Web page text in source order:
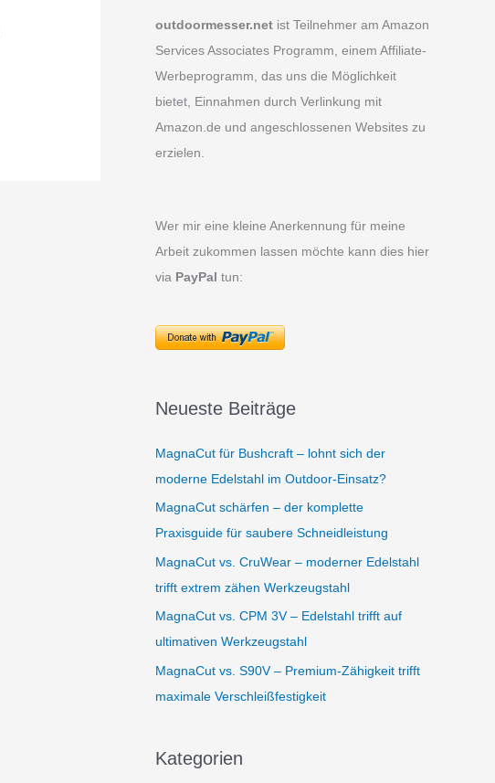
outdoormesser.net ist Teilnehmer am Amazon
Services Associates Programm, einem Affiliate-
Werbeprogramm, das uns die Möglichkeit
bietet, Einnahmen durch Verlinkung mit
Amazon.de und angeschlossenen Websites zu
erzielen.
Wer mir eine kleine Anerkennung für meine
Arbeit zukommen lassen möchte kann dies hier
via PayPal tun:
Neueste Beiträge
MagnaCut für Bushcraft – lohnt sich der
moderne Edelstahl im Outdoor-Einsatz?
MagnaCut schärfen – der komplette
Praxisguide für saubere Schneidleistung
MagnaCut vs. CruWear – moderner Edelstahl
trifft extrem zähen Werkzeugstahl
MagnaCut vs. CPM 3V – Edelstahl trifft auf
ultimativen Werkzeugstahl
MagnaCut vs. S90V – Premium-Zähigkeit trifft
maximale Verschleißfestigkeit
Kategorien